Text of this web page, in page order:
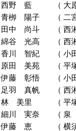
西野 藍
（ 大
青栁 陽子
（ 二
田中 尚斗
（ 西
綿谷 光高
（ 西
香川 智紀
（ 小
原田 美苑
（ 平
伊藤 彰悟
（ 小
足羽 真帆
（ 西
林 美里
（ 平
細川 実奈
（ 泉
伊藤 恵
（ 横